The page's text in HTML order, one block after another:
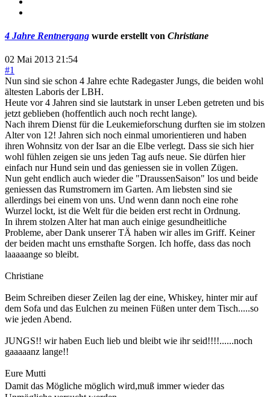
4 Jahre Rentnergang wurde erstellt von Christiane
02 Mai 2013 21:54
#1
Nun sind sie schon 4 Jahre echte Radegaster Jungs, die beiden wohl
ältesten Laboris der LBH.
Heute vor 4 Jahren sind sie lautstark in unser Leben getreten und bis
jetzt geblieben (hoffentlich auch noch recht lange).
Nach ihrem Dienst für die Leukemieforschung durften sie im stolzen
Alter von 12! Jahren sich noch einmal umorientieren und haben
ihren Wohnsitz von der Isar an die Elbe verlegt. Dass sie sich hier
wohl fühlen zeigen sie uns jeden Tag aufs neue. Sie dürfen hier
einfach nur Hund sein und das geniessen sie in vollen Zügen.
Nun geht endlich auch wieder die "DraussenSaison" los und beide
geniessen das Rumstromern im Garten. Am liebsten sind sie
allerdings bei einem von uns. Und wenn dann noch eine rohe
Wurzel lockt, ist die Welt für die beiden erst recht in Ordnung.
In ihrem stolzen Alter hat man auch einige gesundheitliche
Probleme, aber Dank unserer TÄ haben wir alles im Griff. Keiner
der beiden macht uns ernsthafte Sorgen. Ich hoffe, dass das noch
laaaaange so bleibt.
Christiane
Beim Schreiben dieser Zeilen lag der eine, Whiskey, hinter mir auf
dem Sofa und das Eulchen zu meinen Füßen unter dem Tisch.....so
wie jeden Abend.
JUNGS!! wir haben Euch lieb und bleibt wie ihr seid!!!!......noch
gaaaaanz lange!!
Eure Mutti
Damit das Mögliche möglich wird,muß immer wieder das